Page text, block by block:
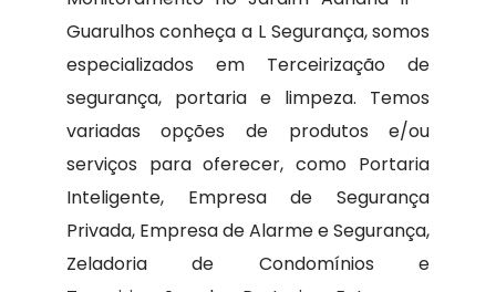
Guarulhos conheça a L Segurança, somos
especializados em Terceirização de
segurança, portaria e limpeza. Temos
variadas opções de produtos e/ou
serviços para oferecer, como Portaria
Inteligente, Empresa de Segurança
Privada, Empresa de Alarme e Segurança,
Zeladoria de Condomínios e